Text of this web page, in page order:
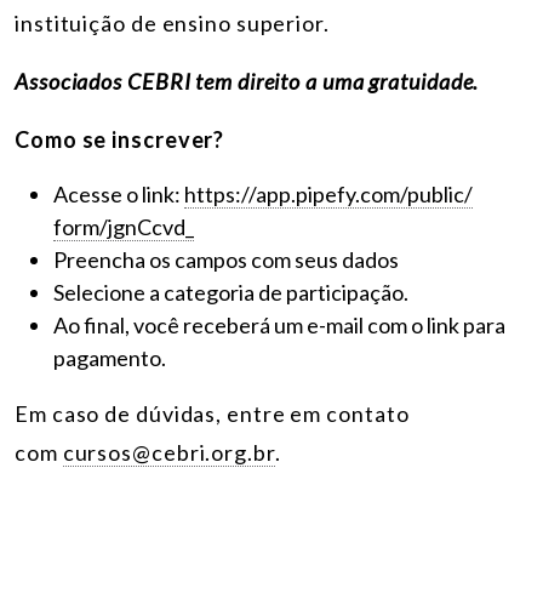
instituição de ensino superior.
Associados CEBRI tem direito a uma gratuidade.
Como se inscrever?
Acesse o link: https://app.pipefy.com/public/
form/jgnCcvd_
Preencha os campos com seus dados
Selecione a categoria de participação.
Ao final, você receberá um e-mail com o link para
pagamento.
Em caso de dúvidas, entre em contato
com cursos@cebri.org.br.